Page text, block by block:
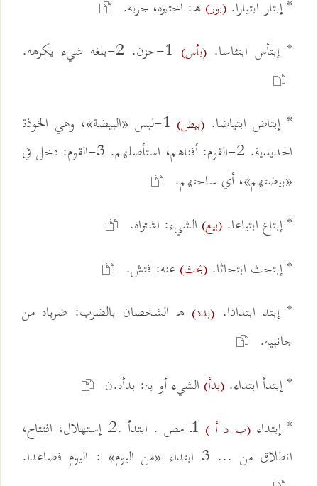
* إبتار ابتيارا. (بور)ه: اختبره، جربه.
* إبتأس ابتئاسا.(بأس)
* إبتاض ابتياضا. (بيض)
1-لبس «البيضة»، وهي الخوذة
الحديدية. 2-القوم: أفناهم، استأصلهم. 3-القوم: دخل في
«بيضتهم»، أي ساحتهم.
* إبتاع ابتياعا. (بيع) الشيء: اشتراه.
* إبتحث ابتحاثا. (بحث)عنه: فتش.
* إبتد ابتدادا. (بدد) ه الشخصان بالضرب: ضرباه من
جانبيه.
* إبتدأ ابتداء. (بدأ) الشيء أو به: بدأه.ن
* إبتداء(ب د أ )
1ـ مص . ابتدأ .2ـ إستهلال، افتتاح،
انطلاق من ... 3ـ ابتداء «من اليوم» : اليوم فصاعدا.